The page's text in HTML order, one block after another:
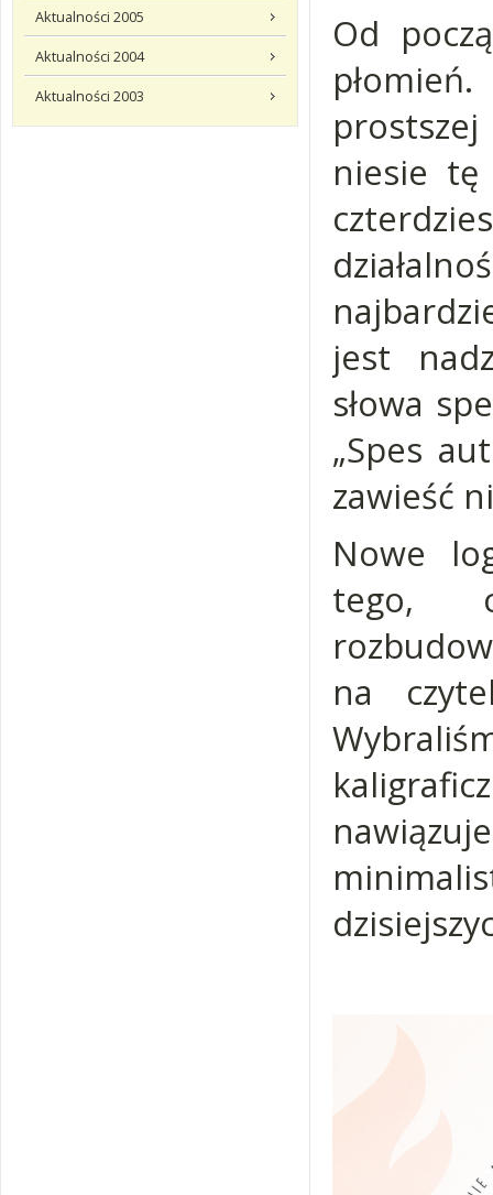
Aktualności 2005
Aktualności 2004
Aktualności 2003
Od
niesie tę
jest
słowa
„Spes
zawieść
Nowe
tego,
na